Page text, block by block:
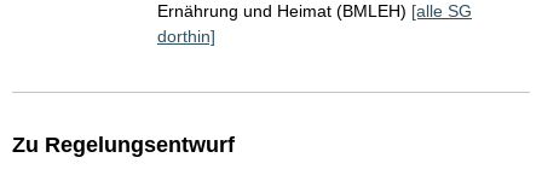
Ernährung und Heimat (BMLEH) [alle SG
dorthin]
Zu Regelungsentwurf